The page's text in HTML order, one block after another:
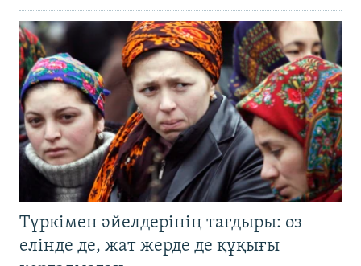
Түркімен әйелдерінің тағдыры: өз
елінде де, жат жерде де құқығы